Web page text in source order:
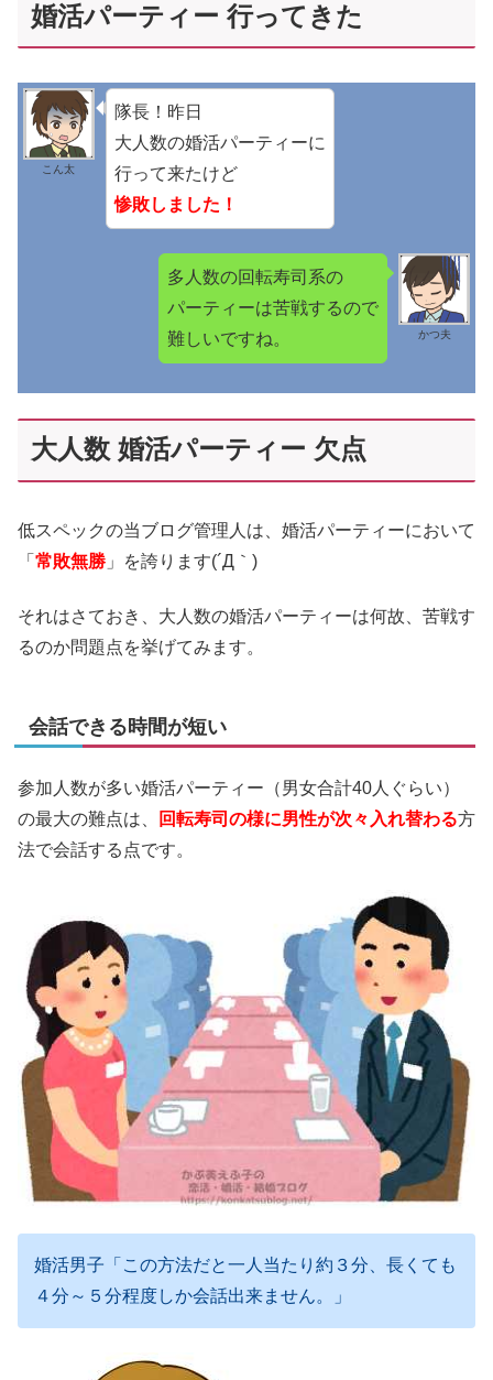
婚活パーティー 行ってきた
こん太
隊長！昨日
大人数の婚活パーティーに
行って来たけど
惨敗しました！
かつ夫
多人数の回転寿司系の
パーティーは苦戦するので
難しいですね。
大人数 婚活パーティー 欠点
低スペックの当ブログ管理人は、婚活パーティーにおいて
「 常敗無勝 」を誇ります(´Д｀)
それはさておき、大人数の婚活パーティーは何故、苦戦す
るのか問題点を挙げてみます。
会話できる時間が短い
参加人数が多い婚活パーティー（男女合計40人ぐらい）
の最大の難点は、
回転寿司の様に男性が次々入れ替わる方
法で会話する点です。
婚活男子「この方法だと一人当たり約３分、長くても
４分～５分程度しか会話出来ません。」